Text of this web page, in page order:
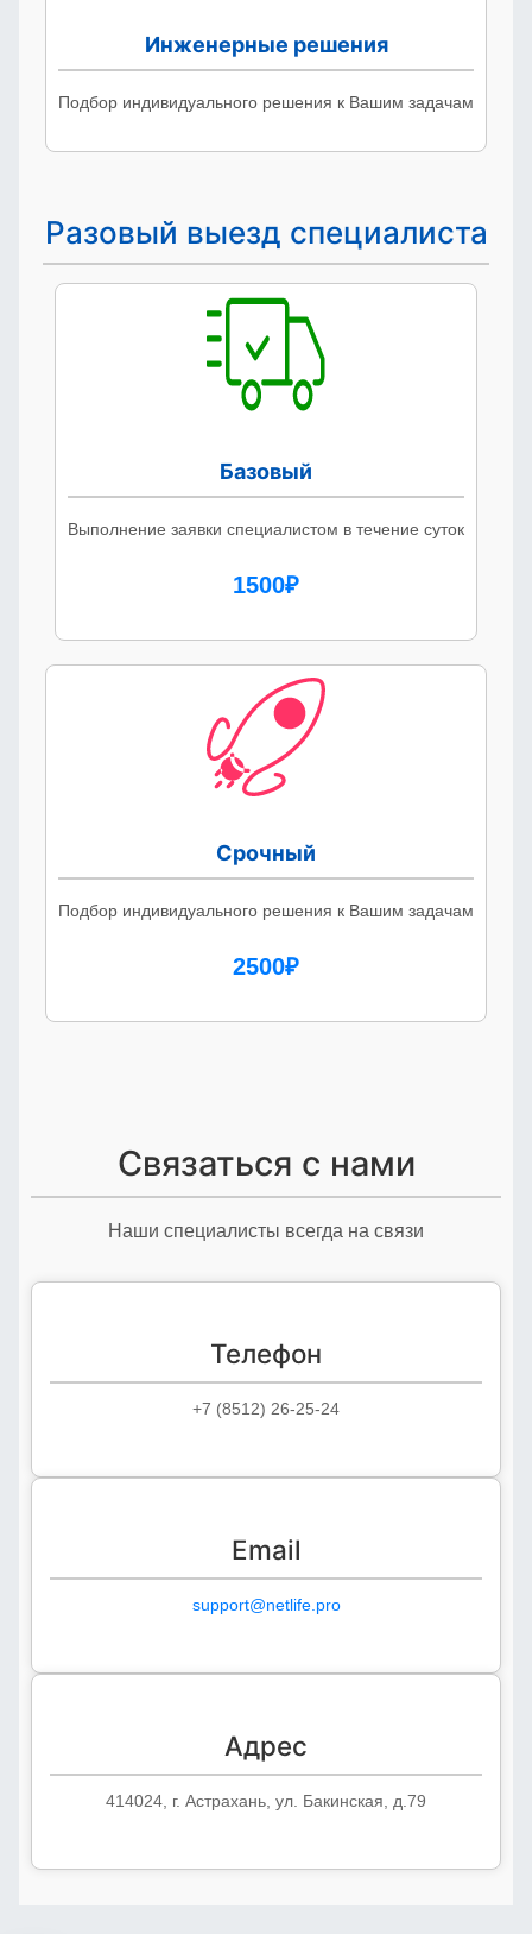
Инженерные решения
Подбор индивидуального решения к Вашим задачам
Разовый выезд специалиста
Базовый
Выполнение заявки специалистом в течение суток
1500₽
Срочный
Подбор индивидуального решения к Вашим задачам
2500₽
Связаться с нами
Наши специалисты всегда на связи
Телефон
+7 (8512) 26-25-24
Email
support@netlife.pro
Адрес
414024, г. Астрахань, ул. Бакинская, д.79